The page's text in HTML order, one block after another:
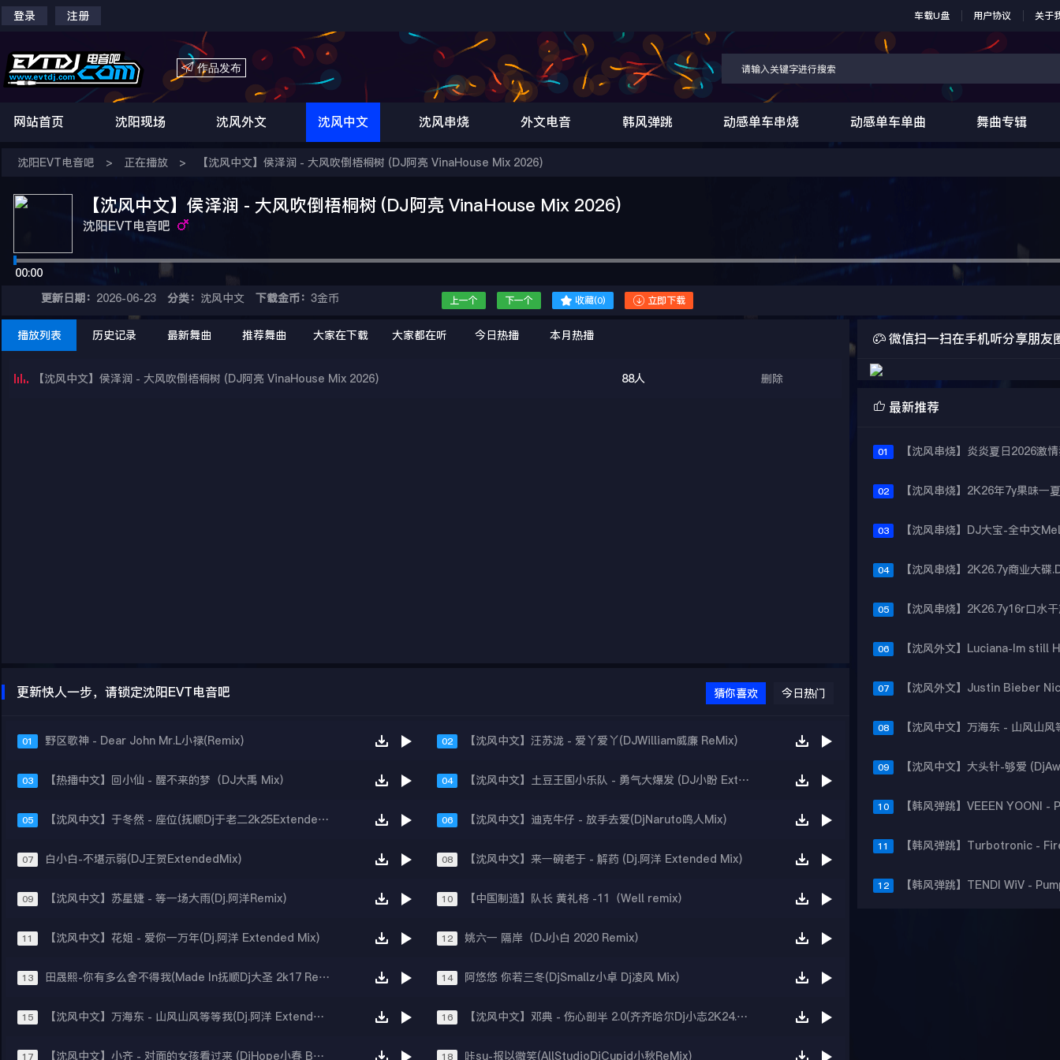
登录 注册 车载U盘 用户协议 关于
作品发布
网站首页 沈阳现场 沈风外文 沈风中文 沈风串烧 外文电音 韩风弹跳 动感单车串烧 动感单车单曲 舞曲专辑
沈阳EVT电音吧 > 正在播放 > 【沈风中文】侯泽润 - 大风吹倒梧桐树 (DJ阿亮 VinaHouse Mix 2026)
【沈风中文】侯泽润 - 大风吹倒梧桐树 (DJ阿亮 VinaHouse Mix 2026)
沈阳EVT电音吧
00:00
更新日期： 2026-06-23 分类： 沈风中文 下载金币：3金币 上一个 下一个  收藏(0)  立即下载
播放列表 历史记录 最新舞曲 推荐舞曲 大家在下载 大家都在听 今日热播 本月热播
【沈风中文】侯泽润 - 大风吹倒梧桐树 (DJ阿亮 VinaHouse Mix 2026) 88人 删除
更新快人一步，请锁定沈阳EVT电音吧 猜你喜欢 今日热门
01 野区歌神 - Dear John Mr.L小禄(Remix) 02 【沈风中文】汪苏泷 - 爱丫爱丫(DJWilliam威廉 ReMix)
03 【热播中文】回小仙 - 醒不来的梦（DJ大禹 Mix） 04 【沈风中文】土豆王国小乐队 - 勇气大爆发 (DJ小盼 Extended Mix)
05 【沈风中文】于冬然 - 座位(抚顺Dj于老二2k25Extended Mix) 06 【沈风中文】迪克牛仔 - 放手去爱(DjNaruto鸣人Mix)
07 白小白-不堪示弱(DJ王贺ExtendedMix) 08 【沈风中文】来一碗老于 - 解药 (Dj.阿洋 Extended Mix)
09 【沈风中文】苏星婕 - 等一场大雨(Dj.阿洋Remix) 10 【中国制造】队长 黄礼格 -11（Well remix）
11 【沈风中文】花姐 - 爱你一万年(Dj.阿洋 Extended Mix) 12 姚六一 隔岸（DJ小白 2020 Remix）
13 田晟熙-你有多么舍不得我(Made In抚顺Dj大圣 2k17 Remix) 14 阿悠悠 你若三冬(DjSmallz小卓 Dj凌风 Mix)
15 【沈风中文】万海东 - 山风山风等等我(Dj.阿洋 Extended Mix) 16 【沈风中文】邓典 - 伤心剖半 2.0(齐齐哈尔Dj小志2K24.12 Bootleg)
17 【沈风中文】小齐 - 对面的女孩看过来 (DjHope小春 Bounce Mix) 18 咔su-报以微笑(AllStudioDjCupid小秋ReMix)
微信扫一扫在手机听分享朋友
 最新推荐
01
02
03
04
05
06
07
08
09
10
11
12